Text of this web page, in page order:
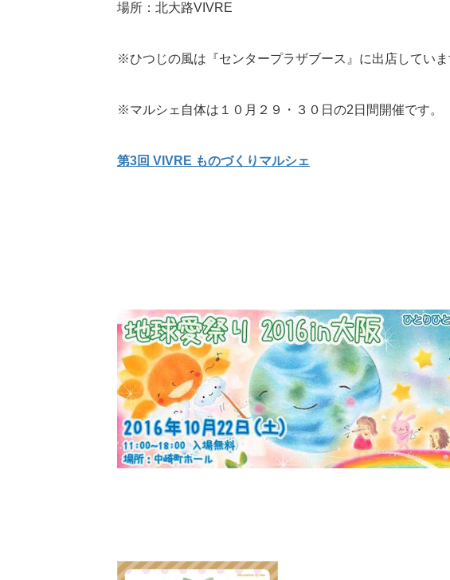
場所：北大路VIVRE
※ひつじの風は『センタープラザブース』に出店していま
※マルシェ自体は１０月２９・３０日の2日間開催です。
第3回 VIVRE ものづくりマルシェ